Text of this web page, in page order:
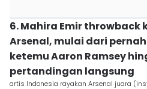
6. Mahira Emir
Arsenal, mulai dari pernah
ketemu Aaron Ramsey
pertandingan langsung
artis Indonesia rayakan Arsenal juara